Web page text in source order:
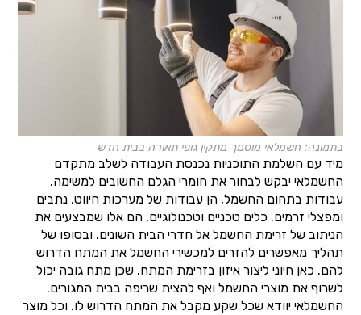
בתמונה: חשמלאי מוסמך מתקין גופי תאורה בבית חדש
מיד עם השלמת התוכניות נכנסת העבודה לשלב מתקדם
החשמלאי יבקש לבחור את חומרי הגלם החשובים למשימה.
עבודות בתחום החשמל, הן עבודות של מערכות חיווט, נתבים
ומפצלי זרמים. כלים טכניים וטכנולוגיים, הם אלו שמבצעים את
הניתוב של זרימת החשמל אל חדרי הבית השונים. ובסופו של
תהליך מאפשרים להזרים למכשירי החשמל את המתח הדרוש
להם. כאן חיוני ליצור איזון בזרימת המתח. שכן מתח גובה יכול
לשרוף את מוצרי החשמל ואף להצית שריפה בבית המגורים.
החשמלאי יוודא שכל שקע מקבל את המתח הדרוש לו. וכל מוצר